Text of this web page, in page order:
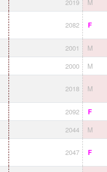
2019 M
2082 F
2001
M
2000 M
2018 M
2092
F
2044 M
2047 F